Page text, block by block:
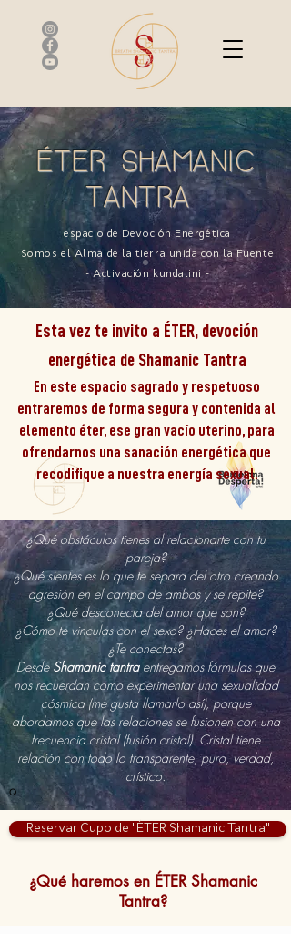
ÉTER SHAMANIC
TANTRA
espacio de Devoción Energética
Somos el Alma de la tierra unida con la Fuente
- Activación kundalini -
Esta vez te invito a ÉTER, devoción
energética de Shamanic Tantra
En este espacio sagrado y respetuoso
entraremos de forma segura y contenida al
elemento éter, ese gran vacío uterino, para
ofrendarnos una sanación energética que
recodifique a nuestra energía sexual.
¿Qué obstáculos tienes al relacionarte con tu
pareja?
¿Qué sientes es lo que te separa del otro creando
agresión en el campo de ambos y se repite?
¿Qué desconecta del amor que son?
¿Cómo te vinculas con el sexo? ¿Haces el amor?
¿Te conectas?
Desde Shamanic tantraentregamos fórmulas que
nos recuerdan como experimentar una sexualidad
cósmica (me gusta llamarlo así), porque
abordamos que las relaciones se fusionen con una
frecuencia cristal (fusión cristal). Cristal tiene
relación con todo lo transparente, puro, verdad,
crístico.
Q
Reservar Cupo de "ÉTER Shamanic Tantra"
¿Qué haremos en ÉTER Shamanic
Tantra?